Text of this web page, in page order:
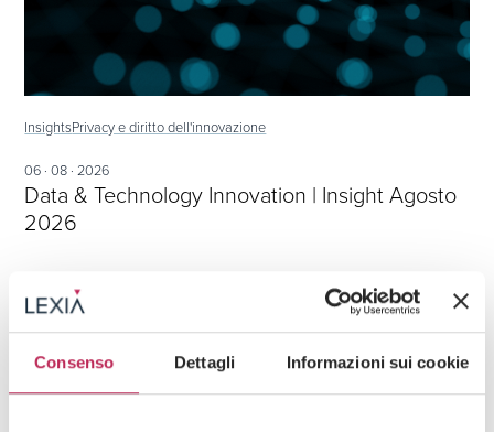
Consenso Dettagli Informazioni sui cookie
InsightsPrivacy e diritto dell'innovazione
06 · 08 · 2026
Data & Technology Innovation | Insight Agosto
2026